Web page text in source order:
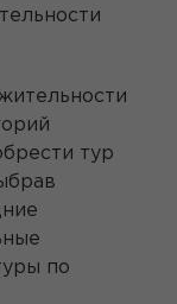
тур
по